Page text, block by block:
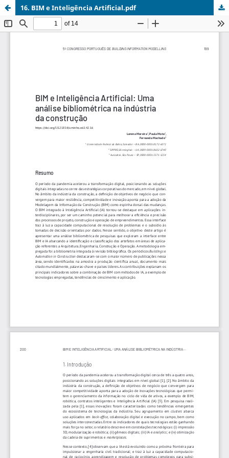
16. BIM e Inteligência Artificial.pdf